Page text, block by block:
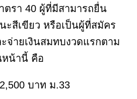
ตรา 40 ผู้ที่มีสามารถยื่น
สีเขียว หรือเป็นผู้ที่สมัคร
จ่ายเงินสมทบงวดแรกตาม
หน้านี้ คือ